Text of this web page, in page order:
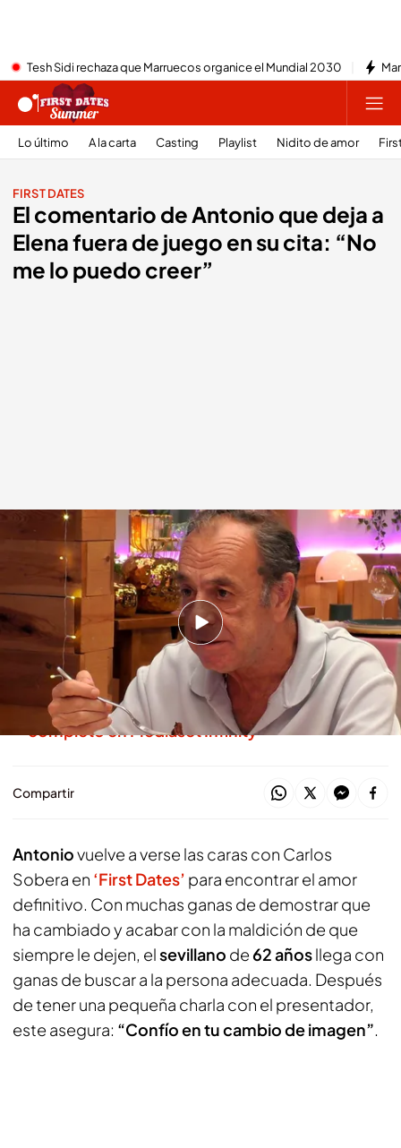
Tesh Sidi rechaza que Marruecos organice el Mundial 2030
Lo último A la carta Casting Playlist Nidito de amor
FIRST DATES
El comentario de Antonio que deja a
Elena fuera de juego en su cita: “No
me lo puedo creer”
'First Dates' cuatro.com
First Dates
07 JUL 2026 - 23:30h.
Descubre la cita de Antonio y Elena al
completo en ‘First Dates’
Todos los programas de 'First Dates' al
completo en Mediaset Infinity
Compartir
Antoniovuelve a verse las caras con Carlos
Sobera en ‘First Dates’ para encontrar el amor
definitivo. Con muchas ganas de demostrar que
ha cambiado y acabar con la maldición de que
siempre le dejen, elsevillano de 62 añosllega con
ganas de buscar a la persona adecuada. Después
de tener una pequeña charla con el presentador,
este asegura: “Confío en tu cambio de imagen”.